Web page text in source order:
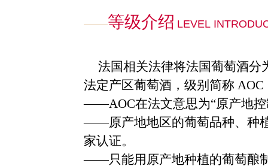
等级介绍 LEVEL
法国相关法律将法国葡萄酒分
法定产区葡萄酒，级别简称 AOC
——AOC在法文意思为“原产地
——原产地地区的葡萄品种、种
家认证。
——只能用原产地种植的葡萄酿